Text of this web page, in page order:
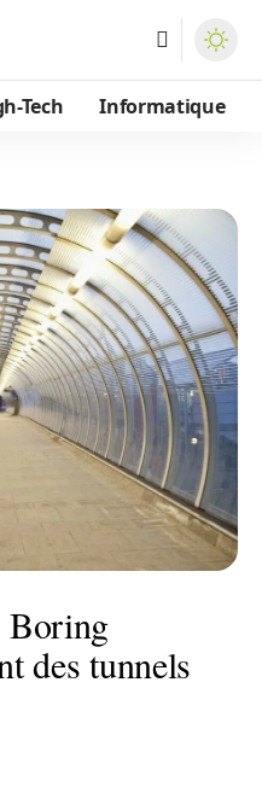
Tech Informatique
Boring
des tunnels